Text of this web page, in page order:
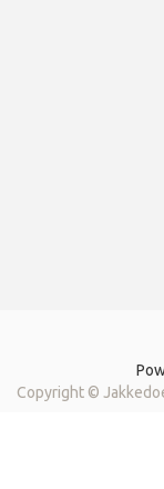
Copyright ©